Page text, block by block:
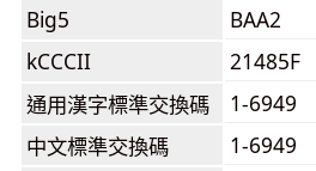
Big5
BAA2
kCCCII
21485F
通用漢字標準交換碼
1-6949
中文標準交換碼
1-6949